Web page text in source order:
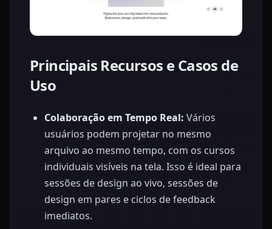
Principais Recursos e Casos de
Uso
Colaboração em Tempo Real: Vários
usuários podem projetar no mesmo
arquivo ao mesmo tempo, com os cursos
individuais visíveis na tela. Isso é ideal para
sessões de design ao vivo, sessões de
design em pares e ciclos de feedback
imediatos.